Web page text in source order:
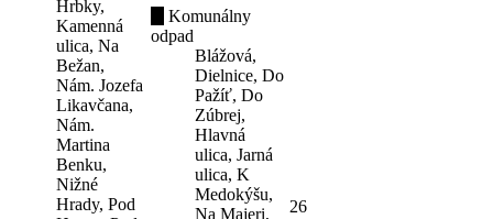
Hrbky,
Kamenná
ulica, Na
Bežan,
Nám. Jozefa
Likavčana,
Nám.
Martina
Benku,
Nižné
Hrady, Pod
Komunálny
odpad
Blážová,
Dielnice, Do
Pažíť, Do
Zúbrej,
Hlavná
ulica, Jarná
ulica, K
Medokýšu,
Na Majeri,
26